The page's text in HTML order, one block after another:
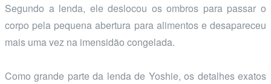
Segundo a lenda, ele deslocou os ombros para passar o
corpo pela pequena abertura para alimentos e desapareceu
mais uma vez na imensidão congelada.
Como grande parte da lenda de Yoshie, os detalhes exatos